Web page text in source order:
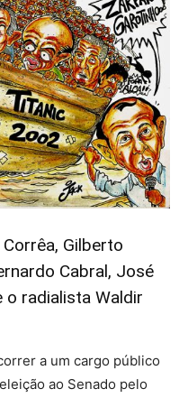
Gilberto
Cabral, José
o radialista Waldir
a um cargo público
ao Senado pelo